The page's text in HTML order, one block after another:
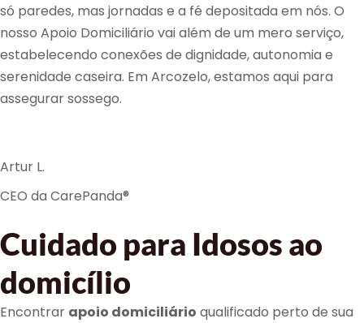
só paredes, mas jornadas e a fé depositada em nós. O
nosso Apoio Domiciliário vai além de um mero serviço,
estabelecendo conexões de dignidade, autonomia e
serenidade caseira. Em Arcozelo, estamos aqui para
assegurar sossego.
Artur L.
CEO da CarePanda®
Cuidado para Idosos ao
domicílio
Encontrar apoio domiciliário qualificado perto de sua